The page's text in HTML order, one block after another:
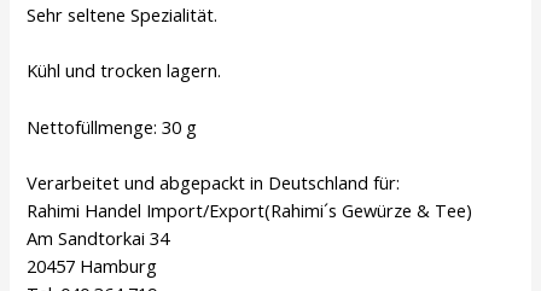
Sehr seltene Spezialität.
Kühl und trocken lagern.
Nettofüllmenge: 30 g
Verarbeitet und abgepackt in Deutschland für:
Rahimi Handel Import/Export(Rahimi´s Gewürze & Tee)
Am Sandtorkai 34
20457 Hamburg